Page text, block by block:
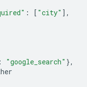
: [ "city" ],
: "google_search" },